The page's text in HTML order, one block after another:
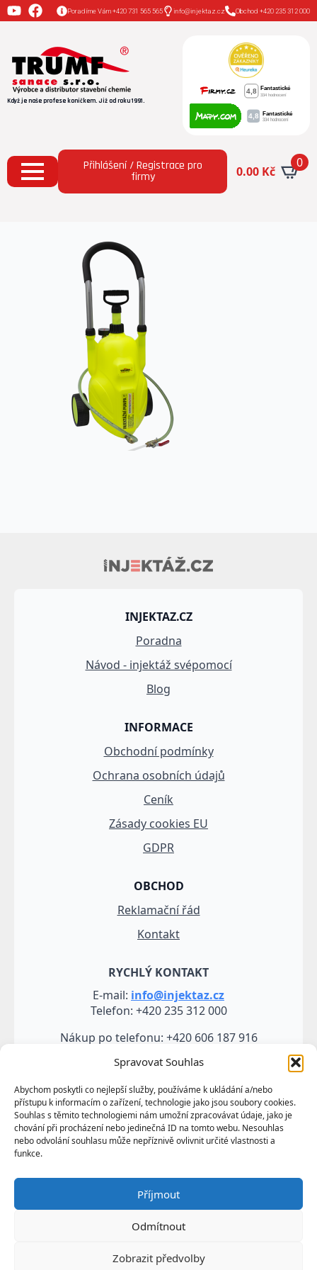
Spravovat Souhlas
Abychom poskytli co nejlepší služby, používáme k ukládání a/nebo
přístupu k informacím o zařízení, technologie jako jsou soubory cookies.
Souhlas s těmito technologiemi nám umožní zpracovávat údaje, jako je
chování při procházení nebo jedinečná ID na tomto webu. Nesouhlas
nebo odvolání souhlasu může nepříznivě ovlivnit určité vlastnosti a
funkce.
Příjmout
Odmítnout
Zobrazit předvolby
Poradíme Vám +420 731 565 565 info@injektaz.cz Obchod +420 235 312 000
Když je naše profese koníčkem. Již od roku 1991.
Přihlášení / Registrace pro
firmy 0.00 Kč
0
INJEKTAZ.CZ
Poradna
Návod - injektáž svépomocí
Blog
INFORMACE
Obchodní podmínky
Ochrana osobních údajů
Ceník
Zásady cookies EU
GDPR
OBCHOD
Reklamační řád
Kontakt
RYCHLÝ KONTAKT
E-mail: info@injektaz.cz
Telefon: +420 235 312 000
Nákup po telefonu: +420 606 187 916
Veškeré údaje, zejména texty a fotografie uvedené na
těchto webových stránkách jsou výtvorem a
vlastnictvím společnosti TRUMF sanace s.r.o.
představují její know-how a jako takové požívají
upravujících duševní vlastnictví.